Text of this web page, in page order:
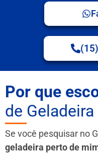
Por que
de
Se você pesquisar no
geladeira perto de